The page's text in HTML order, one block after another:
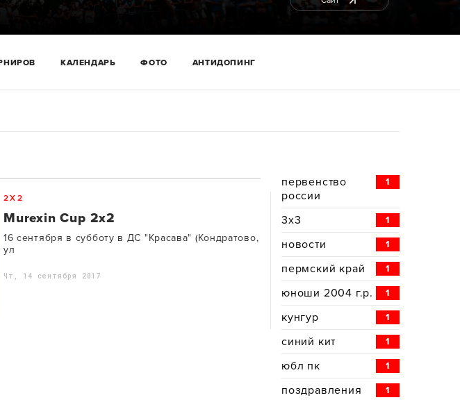
КАЛЕНДАРЬ ФОТО АНТИДОПИНГ
2X2
Murexin Cup 2x2
16 сентября в субботу в ДС "Красава" (Кондратово,
ул
Чт, 14 сентября 2017
1
первенство
россии
1
3x3
1
новости
1
пермский край
1
юноши 2004 г.р.
1
кунгур
1
синий кит
1
юбл пк
1
поздравления